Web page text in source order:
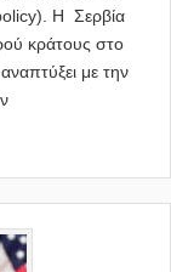
Η Σερβία
κράτους στο
με την